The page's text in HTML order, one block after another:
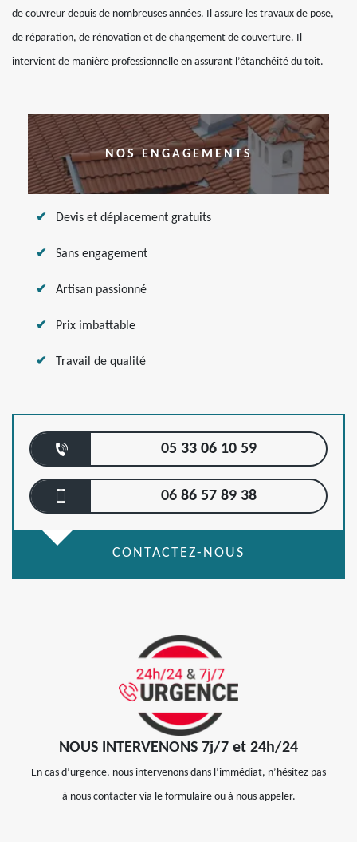
de couvreur depuis de nombreuses années. Il assure les travaux de pose,
de réparation, de rénovation et de changement de couverture. Il
intervient de manière professionnelle en assurant l’étanchéité du toit.
NOS ENGAGEMENTS
Devis et déplacement gratuits
Sans engagement
Artisan passionné
Prix imbattable
Travail de qualité
05 33 06 10 59
06 86 57 89 38
CONTACTEZ-NOUS
NOUS INTERVENONS 7j/7 et 24h/24
En cas d’urgence, nous intervenons dans l’immédiat, n’hésitez pas
à nous contacter via le formulaire ou à nous appeler.